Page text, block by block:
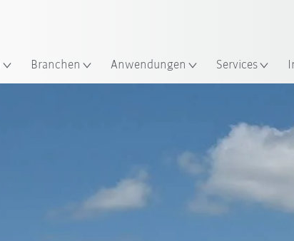
Branchen Anwendungen Services